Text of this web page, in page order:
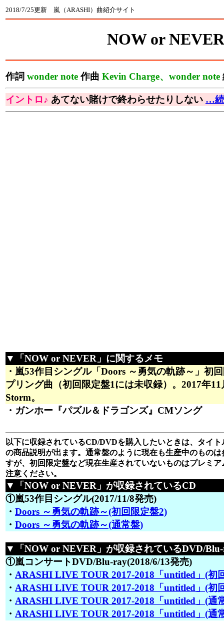
2018/7/25更新 嵐（ARASHI）曲紹介サイト
NOW or NEVER
作詞 wonder note 作曲 Kevin Charge、wonder note
イントロ♪ あてない賭けで終わらせたりしない …続
▼「NOW or NEVER」に関するメモ
・嵐53作目シングル「Doors ～勇気の軌跡～」初
プリング曲（初回限定盤1には未収録）。2017年
Storm。
・ガンホー『パズル＆ドラゴンズ』CMソング
以下に収録されているCD/DVDを購入したいときは、タイ
の商品説明が出ます。通常盤のように現在も生産中のもの
すが、初回限定盤など現在生産されていないものはプレミ
注意ください。
▼「NOW or NEVER」が収録されているCD
①嵐53作目シングル(2017/11/8発売)
・ Doors ～勇気の軌跡～(初回限定盤2)
・ Doors ～勇気の軌跡～(通常盤)
▼「NOW or NEVER」が収録されているDVD/
①嵐コンサートDVD/Blu-ray(2018/6/13発売)
・ ARASHI LIVE TOUR 2017-2018「untitled」(初
・ ARASHI LIVE TOUR 2017-2018「untitled」(初
・ ARASHI LIVE TOUR 2017-2018「untitled」(通
・ ARASHI LIVE TOUR 2017-2018「untitled」(通